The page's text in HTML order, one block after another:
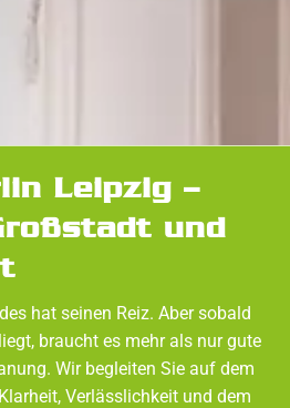
Leipzig –
und
hat seinen Reiz. Aber sobald
braucht es mehr als nur gute
Wir begleiten Sie auf dem
Verlässlichkeit und dem